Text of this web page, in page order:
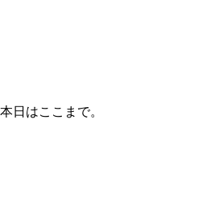
本日はここまで。